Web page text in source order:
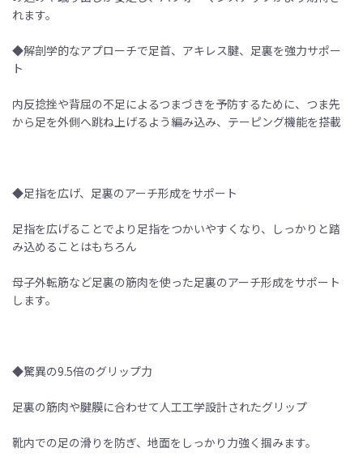
れます。
◆解剖学的なアプローチで足首、アキレス腱、足裏を強力サポー
ト
内反捻挫や背屈の不足によるつまづきを予防するために、つま先
から足を外側へ跳ね上げるよう編み込み、テーピング機能を搭載
◆足指を広げ、足裏のアーチ形成をサポート
足指を広げることでより足指をつかいやすくなり、しっかりと踏
み込めることはもちろん
母子外転筋など足裏の筋肉を使った足裏のアーチ形成をサポート
します。
◆驚異の9.5倍のグリップ力
足裏の筋肉や腱膜に合わせて人工工学設計されたグリップ
靴内での足の滑りを防ぎ、地面をしっかり力強く掴みます。